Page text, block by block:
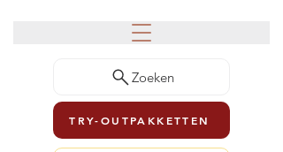
Zoeken
TRY-OUTPAKKETTEN